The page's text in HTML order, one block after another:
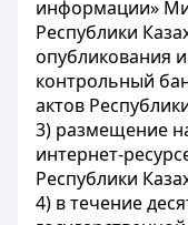
информации»
Республики
опубликования
контрольный
актов
3) размещение
интернет-
Республики
4) в течение